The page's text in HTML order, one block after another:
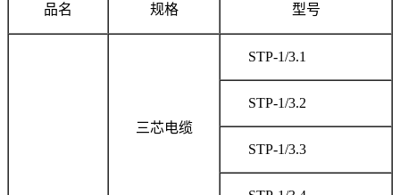
品名 规格 型号
三芯电缆
STP-1/3.1
STP-1/3.2
STP-1/3.3